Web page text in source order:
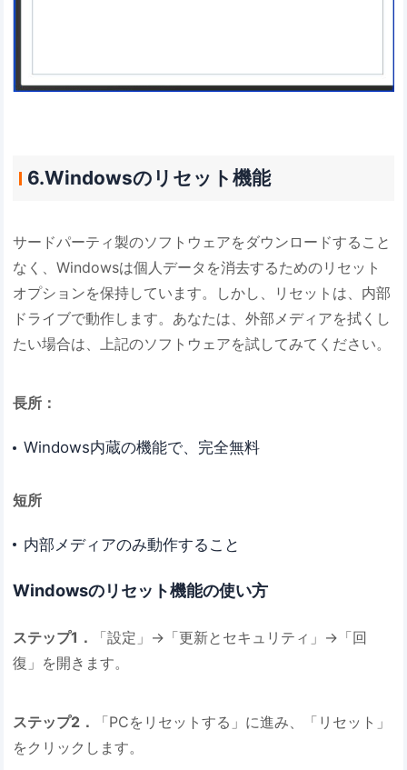
6.Windowsのリセット機能
サードパーティ製のソフトウェアをダウンロードすること
なく、Windowsは個人データを消去するためのリセット
オプションを保持しています。しかし、リセットは、内部
ドライブで動作します。あなたは、外部メディアを拭くし
たい場合は、上記のソフトウェアを試してみてください。
長所：
Windows内蔵の機能で、完全無料
短所
内部メディアのみ動作すること
Windowsのリセット機能の使い方
ステップ1．
「設定」→「更新とセキュリティ」→「回
復」を開きます。
ステップ2．
「PCをリセットする」に進み、「リセット」
をクリックします。